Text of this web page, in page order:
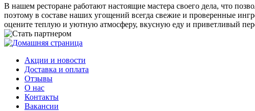
В нашем ресторане работают настоящие мастера своего дела, что
поэтому в составе наших угощений всегда свежие и проверенные
оцените теплую и уютную атмосферу, вкусную еду и приветливый
Акции и новости
Доставка и оплата
Отзывы
О нас
Контакты
Вакансии